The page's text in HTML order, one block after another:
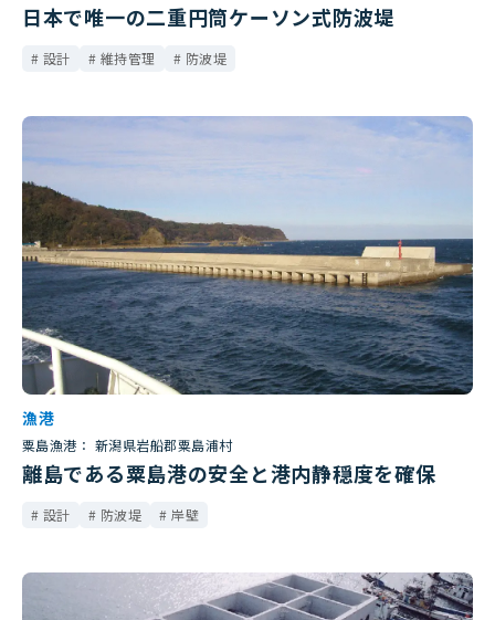
日本で唯一の二重円筒ケーソン式防波堤
設計 維持管理 防波堤
漁港
粟島漁港： 新潟県岩船郡粟島浦村
離島である粟島港の安全と港内静穏度を確保
設計 防波堤 岸壁